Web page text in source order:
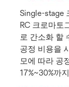
Single-stage
RC 크로마토
로 간소화 할
공정 비용을
모에 따라 공
17%~30%까